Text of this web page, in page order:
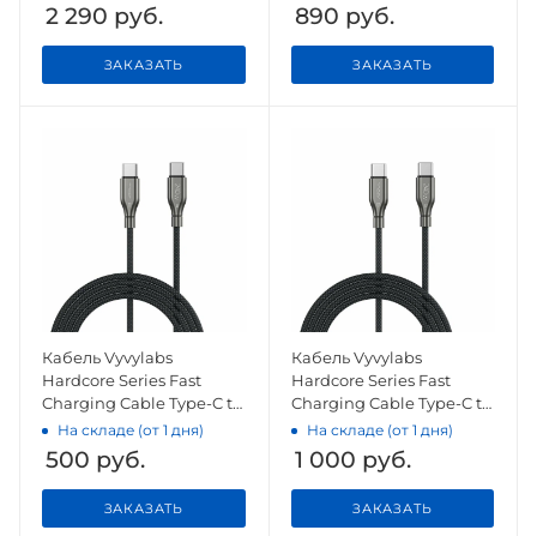
2 290 руб.
ЗАКАЗАТЬ
890 руб.
ЗАКАЗАТЬ
Кабель Vyvylabs
Hardcore Series Fast
Charging Cable Type-C to
Type-C 60W Dark Gray
На складе (от 1 дня)
500 руб.
ЗАКАЗАТЬ
Кабель Vyvylabs
Hardcore Series Fast
Charging Cable Type-C to
Type-C 240W 2M Dark
Gray
На складе (от 1 дня)
1 000 руб.
ЗАКАЗАТЬ